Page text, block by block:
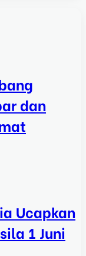
dan
Ucapkan
1 Juni